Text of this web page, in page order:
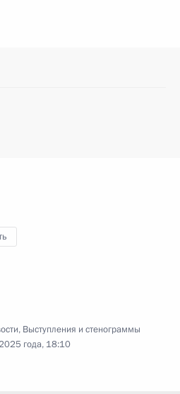
, Выступления и стенограммы
года, 18:10